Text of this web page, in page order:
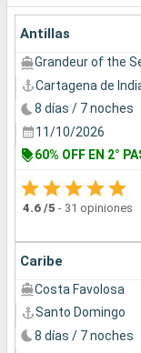
Antillas
Grandeur of the
Cartagena de
8 días / 7 noches
11/10/2026
60% OFF EN 2°
4.6 /5 - 31 opiniones
Caribe
Costa Favolosa
Santo Domingo
8 días / 7 noches